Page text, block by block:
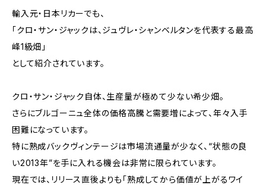
輸入元・日本リカーでも、
「クロ・サン・ジャックは、ジュヴレ・シャンベルタンを代表する最高
峰1級畑」
として紹介されています。
クロ・サン・ジャック自体、生産量が極めて少ない希少畑。
さらにブルゴーニュ全体の価格高騰と需要増によって、年々入手
困難になっています。
特に熟成バックヴィンテージは市場流通量が少なく、“状態の良
い2013年”を手に入れる機会は非常に限られています。
現在では、リリース直後よりも「熟成してから価値が上がるワイ